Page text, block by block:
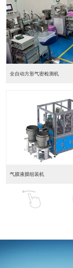
全自动方形气密检测机
气膜液膜组装机